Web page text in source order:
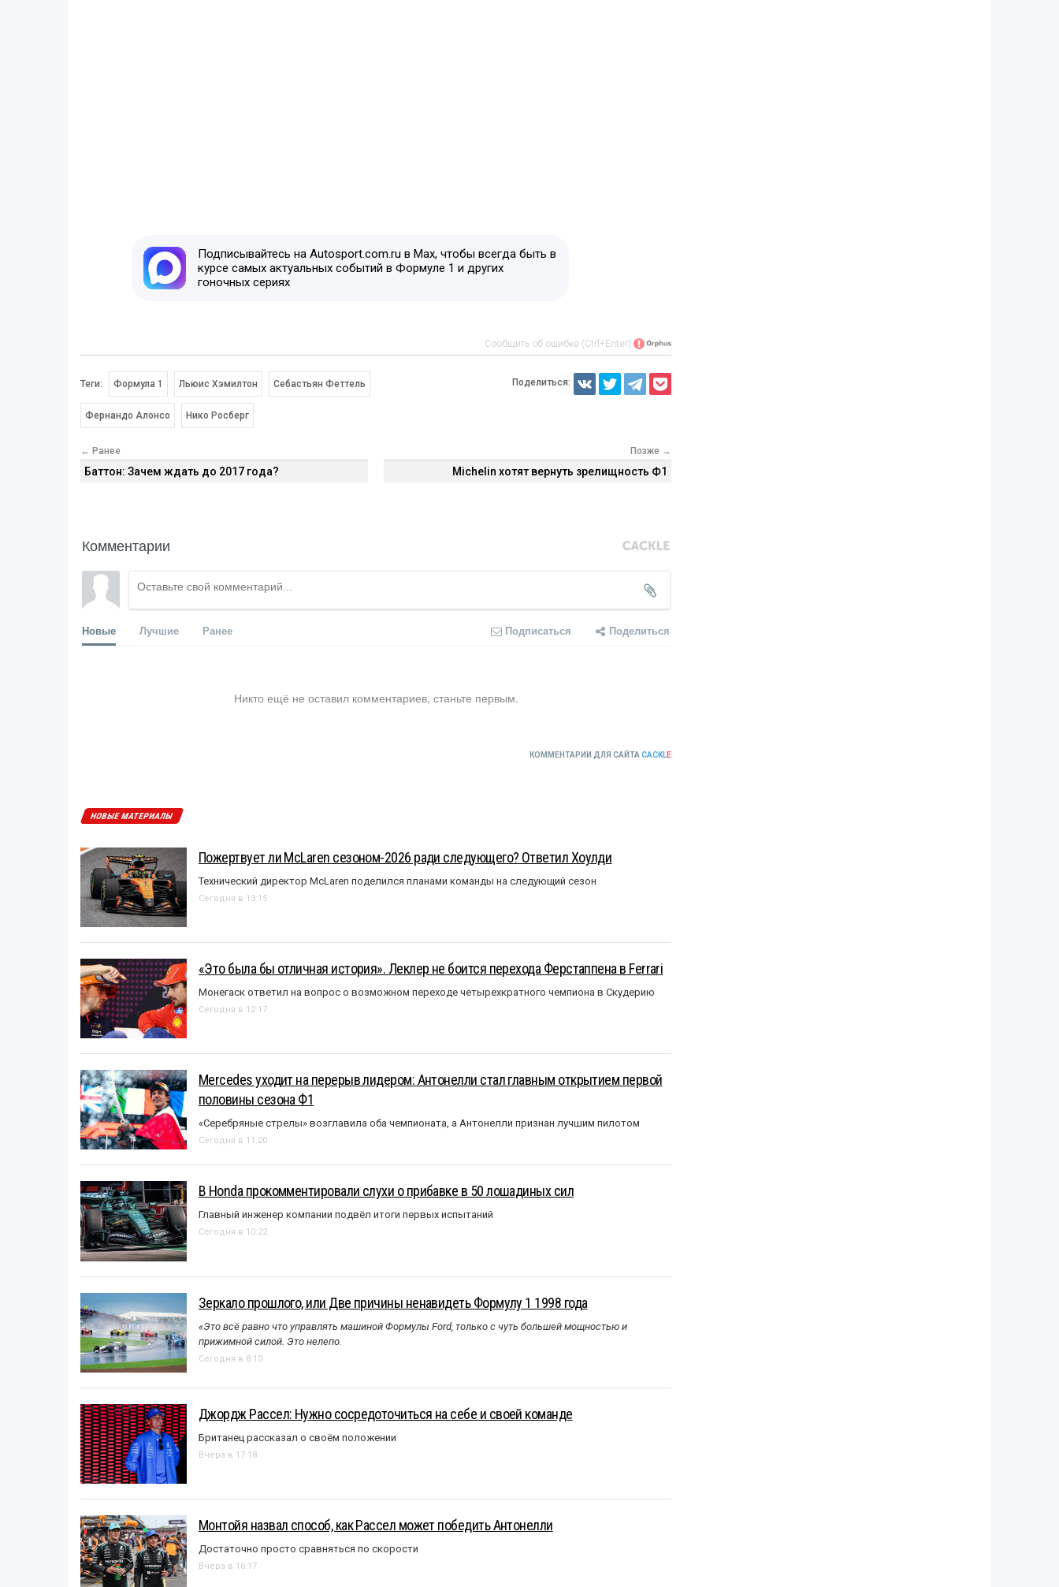
Подписывайтесь на Autosport.com.ru в Max, чтобы всегда быть в
курсе самых актуальных событий в Формуле 1 и других
гоночных сериях
Сообщить об ошибке (Ctrl+Enter)
Теги: Формула 1 Льюис Хэмилтон Себастьян Феттель
Фернандо Алонсо Нико Росберг
Поделиться:
← Ранее
Баттон: Зачем ждать до 2017 года?
Позже →
Michelin хотят вернуть зрелищность Ф1
Комментарии
Новые Лучшие Ранее Подписаться Поделиться
Никто ещё не оставил комментариев, станьте первым.
КОММЕНТАРИИ ДЛЯ САЙТА CACKLE
НОВЫЕ МАТЕРИАЛЫ
Пожертвует ли McLaren сезоном-2026 ради следующего? Ответил Хоулди
Технический директор McLaren поделился планами команды на следующий сезон
Сегодня в 13:15
«Это была бы отличная история». Леклер не боится перехода Ферстаппена в Ferrari
Монегаск ответил на вопрос о возможном переходе четырехкратного чемпиона в Скудерию
Сегодня в 12:17
Mercedes уходит на перерыв лидером: Антонелли стал главным открытием первой
половины сезона Ф1
«Серебряные стрелы» возглавила оба чемпионата, а Антонелли признан лучшим пилотом
Сегодня в 11:20
В Honda прокомментировали слухи о прибавке в 50 лошадиных сил
Главный инженер компании подвёл итоги первых испытаний
Сегодня в 10:22
Зеркало прошлого, или Две причины ненавидеть Формулу 1 1998 года
«Это всё равно что управлять машиной Формулы Ford, только с чуть большей мощностью и
прижимной силой. Это нелепо.
Сегодня в 8:10
Джордж Рассел: Нужно сосредоточиться на себе и своей команде
Британец рассказал о своём положении
Вчера в 17:18
Монтойя назвал способ, как Рассел может победить Антонелли
Достаточно просто сравняться по скорости
Вчера в 16:17